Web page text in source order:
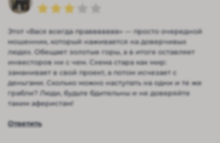
Этот «Вася всегда праввввввв» — просто очередной
мошенник, который наживается на доверчивых
людях. Обещает золотые горы, а в итоге оставляет
инвесторов ни с чем. Схема стара как мир:
заманивает в свой проект, а потом исчезает с
деньгами. Сколько можно наступать на одни и те же
грабли? Люди, будьте бдительны и не доверяйте
таким аферистам!
Ответить